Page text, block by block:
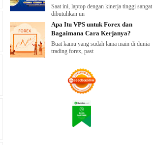
Saat ini, laptop dengan kinerja tinggi sangat
dibutuhkan un
Apa Itu VPS untuk Forex dan
Bagaimana Cara Kerjanya?
Buat kamu yang sudah lama main di dunia
trading forex, past